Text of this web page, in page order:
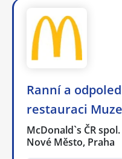
Ranní a
restauraci
McDonald`s ČR
Nové Město, Praha